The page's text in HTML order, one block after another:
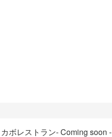
カボレストラン- Coming soon -